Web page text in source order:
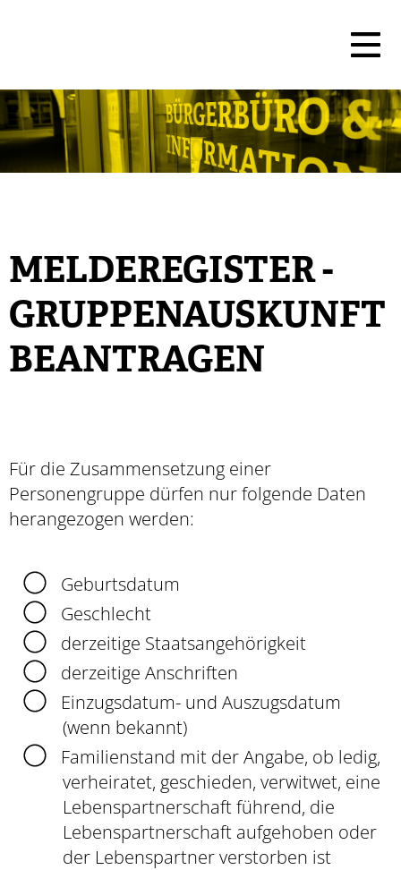
MELDEREGISTER -
GRUPPENAUSKUNFT
BEANTRAGEN
Für die Zusammensetzung einer
Personengruppe dürfen nur folgende Daten
herangezogen werden:
Geburtsdatum
Geschlecht
derzeitige Staatsangehörigkeit
derzeitige Anschriften
Einzugsdatum- und Auszugsdatum
(wenn bekannt)
Familienstand mit der Angabe, ob ledig,
verheiratet, geschieden, verwitwet, eine
Lebenspartnerschaft führend, die
Lebenspartnerschaft aufgehoben oder
der Lebenspartner verstorben ist